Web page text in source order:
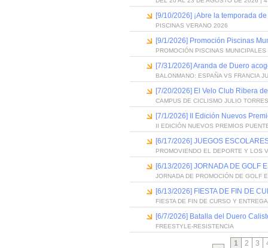
[9/10/2026] ¡Abre la temporada
PISCINAS VERANO 2026
[9/1/2026] Promoción Piscinas
PROMOCIÓN PISCINAS
[7/31/2026] Aranda de Duero
BALONMANO: ESPAÑA VS FRANCIA
[7/20/2026] El Velo Club Ribera
CAMPUS DE CICLISMO JULIO
[7/1/2026] II Edición Nuevos
II EDICIÓN NUEVOS PREMIOS
[6/17/2026] JUEGOS
PROMOVIENDO EL DEPORTE Y LOS
[6/13/2026] JORNADA DE GOLF
JORNADA DE PROMOCIÓN DE GOLF
[6/13/2026] FIESTA DE FIN DE
FIESTA DE FIN DE CURSO Y
[6/7/2026] Batalla del Duero
FREESTYLE-RESISTENCIA
1 2 3